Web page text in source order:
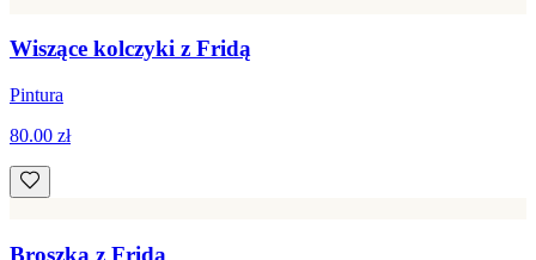
Wiszące kolczyki z Fridą
Pintura
80.00 zł
Broszka z Fridą